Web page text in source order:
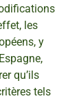
les
y
qu’ils
tels